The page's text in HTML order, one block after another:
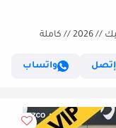
لكزس LX 600 VIP LX600 VIP 3.5 لتر PTR أوتوماتيك // 2026 // كاملة
إتصل
واتساب